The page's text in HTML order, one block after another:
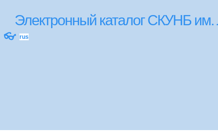
Электронный каталог СКУНБ
👓 rus